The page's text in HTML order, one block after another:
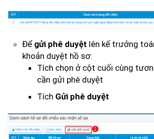
Để gửi phê duyệt lên kế trưởng
khoản duyệt hồ sơ:
Tích chọn ở cột cuối cùng
cần gửi phê duyệt
Tích Gửi phê duyệt